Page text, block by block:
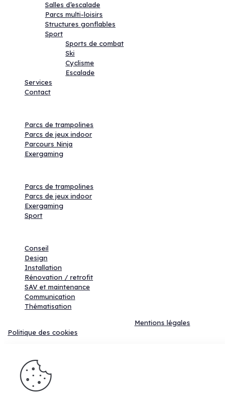
Salles d’escalade
Parcs multi-loisirs
Structures gonflables
Sport
Sports de combat
Ski
Cyclisme
Escalade
Services
Contact
Parcs de trampolines
Parcs de jeux indoor
Parcours Ninja
Exergaming
Parcs de trampolines
Parcs de jeux indoor
Exergaming
Sport
Conseil
Design
Installation
Rénovation / retrofit
SAV et maintenance
Communication
Thématisation
Mentions légales
Politique des cookies